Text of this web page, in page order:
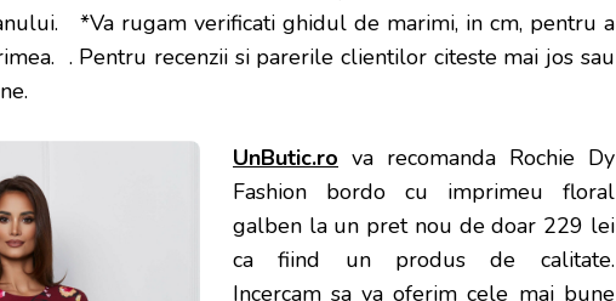
*Va rugam verificati ghidul de marimi, in cm, pentru a
. Pentru recenzii si parerile clientilor citeste mai jos sau
UnButic.ro va recomanda Rochie Dy
Fashion bordo cu imprimeu floral
galben la un pret nou de doar 229 lei
ca fiind un produs de calitate.
Incercam sa va oferim cele mai bune